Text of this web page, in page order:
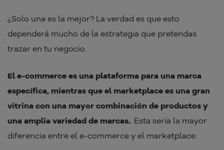
¿Solo una es la mejor? La verdad es que esto
dependerá mucho de la estrategia que pretendas
trazar en tu negocio.
El e-commerce es una plataforma para una marca
específica, mientras que el marketplace es una gran
vitrina con una mayor combinación de productos y
una amplia variedad de marcas. . Esta sería la mayor
diferencia entre el e-commerce y el marketplace.